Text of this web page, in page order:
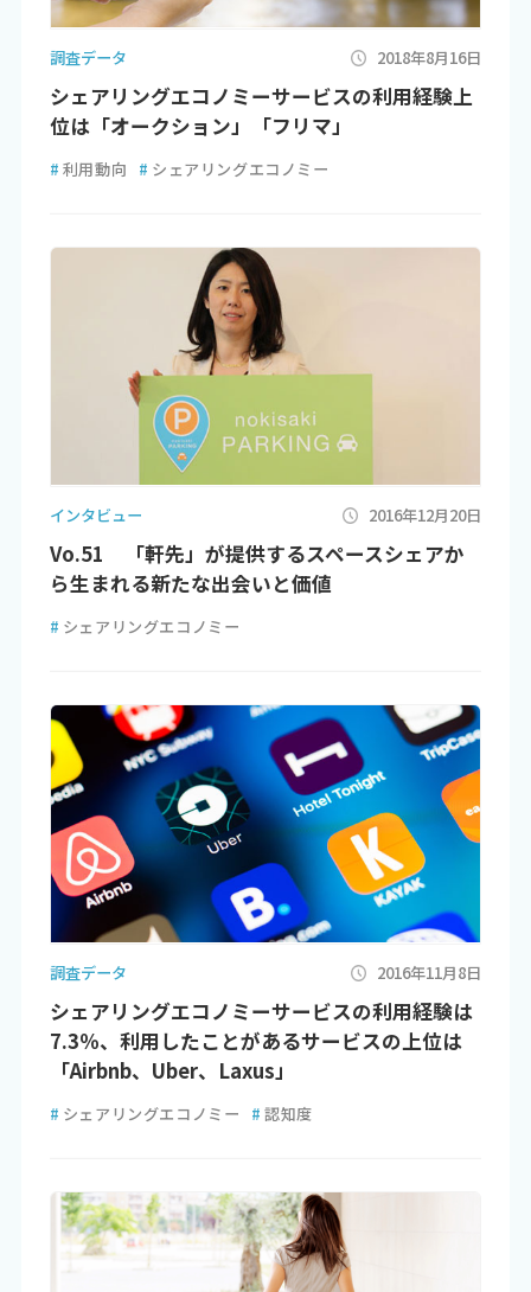
調査データ 2018年8月16日
シェアリングエコノミーサービスの利用経験上
位は「オークション」「フリマ」
# 利用動向 # シェアリングエコノミー
インタビュー 2016年12月20日
Vo.51 「軒先」が提供するスペースシェアか
ら生まれる新たな出会いと価値
# シェアリングエコノミー
調査データ 2016年11月8日
シェアリングエコノミーサービスの利用経験は
7.3％、利用したことがあるサービスの上位は
「Airbnb、Uber、Laxus」
# シェアリングエコノミー # 認知度